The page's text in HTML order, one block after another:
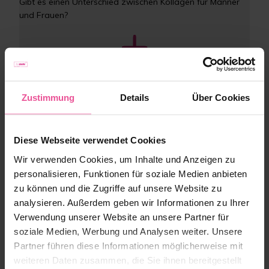
Zustimmung Details Über Cookies
Diese Webseite verwendet Cookies
Wir verwenden Cookies, um Inhalte und Anzeigen zu
personalisieren, Funktionen für soziale Medien anbieten
zu können und die Zugriffe auf unsere Website zu
analysieren. Außerdem geben wir Informationen zu Ihrer
Verwendung unserer Website an unsere Partner für
soziale Medien, Werbung und Analysen weiter. Unsere
Partner führen diese Informationen möglicherweise mit
weiteren Daten zusammen, die Sie ihnen bereitgestellt
und Frauen?
Welche Vorteile hat das LIPOELASTIC Collagen für Haut,
Kann das LIPOELASTIC Collagen bei Gelenkschmerzen
und Beweglichkeit helfen?
Was ist der Unterschied zwischen Meeres-, Rinder- und
Schweinekollagen?